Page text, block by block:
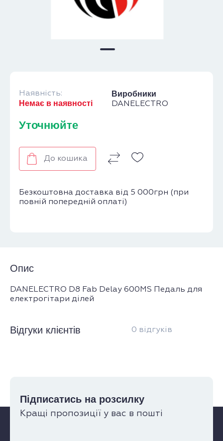
Наявність:
Немає в наявності
Виробники
DANELECTRO
Уточнюйте
До кошика
Безкоштовна доставка від 5 000грн (при
повній попередній оплаті)
Опис
DANELECTRO D8 Fab Delay 600MS Педаль для
електрогітари ділей
Відгуки клієнтів 0 відгуків
Підписатись на розсилку
Кращі пропозиції у вас в пошті